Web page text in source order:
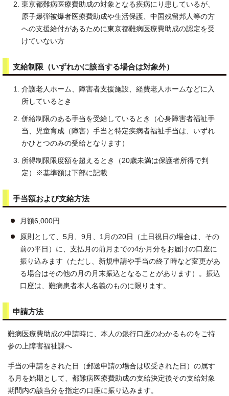
東京都難病医療費助成の対象となる疾病にり患しているが、
原子爆弾被爆者医療費助成や生活保護、中国残留邦人等の方
への支援給付があるために東京都難病医療費助成の認定を受
けていない方
支給制限（いずれかに該当する場合は対象外）
介護老人ホーム、障害者支援施設、経費老人ホームなどに入
所しているとき
併給制限のある手当を受給しているとき（心身障害者福祉手
当、児童育成（障害）手当と特定疾病者福祉手当は、いずれ
かひとつのみの受給となります）
所得制限限度額を超えるとき（20歳未満は保護者所得で判
定）※基準額は下部に記載
手当額および支給方法
月額6,000円
原則として、5月、9月、1月の20日（土日祝日の場合は、その
前の平日）に、支払月の前月までの4か月分をお届けの口座に
振り込みます（ただし、新規申請や手当の終了時など変更があ
る場合はその他の月の月末振込となることがあります）。振込
口座は、難病患者本人名義のものに限ります。
申請方法
難病医療費助成の申請時に、本人の銀行口座のわかるものをご持
参の上障害福祉課へ
手当の申請をされた日（郵送申請の場合は収受された日）の属す
る月を始期として、都難病医療費助成の支給決定後その支給対象
期間内の該当分を指定の口座に振り込みます。